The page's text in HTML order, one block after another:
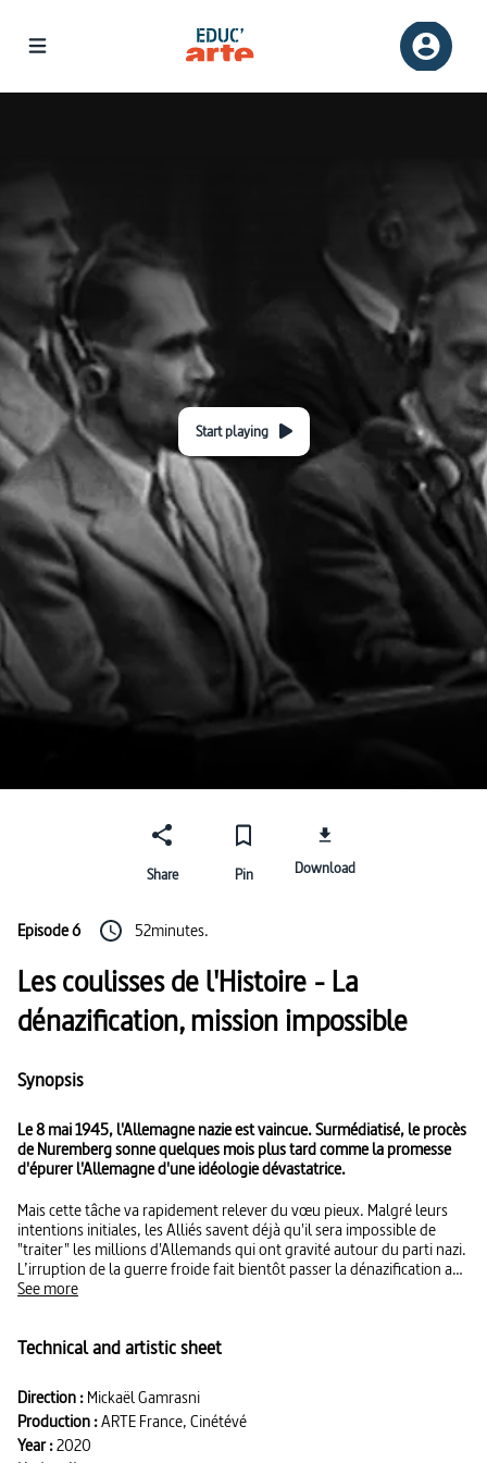
Start playing
Share Pin Download
Episode 6 52minutes.
Les coulisses de l'Histoire - La
dénazification, mission impossible
Synopsis
Le 8 mai 1945, l'Allemagne nazie est vaincue. Surmédiatisé, le procès
de Nuremberg sonne quelques mois plus tard comme la promesse
d'épurer l'Allemagne d'une idéologie dévastatrice.
Mais cette tâche va rapidement relever du vœu pieux. Malgré leurs
intentions initiales, les Alliés savent déjà qu'il sera impossible de
"traiter" les millions d'Allemands qui ont gravité autour du parti nazi.
L’irruption de la guerre froide fait bientôt passer la dénazification au
second plan des préoccupations. Dès 1947, le nazi n'est plus l'ennemi
scientifiques renommés. Soucieux de ne pas priver l'Allemagne de
simple questionnaire. En zone soviétique, la traque des anciens nazis
constitue surtout un moyen de répression contre les opposants au
nouveau régime. Il faut attendre les années 1960 pour que le procès
d'Adolf Eichmann à Jérusalem replace la Shoah sous le feu des
See more
Technical and artistic sheet
Direction :Mickaël Gamrasni
Production :ARTE France, Cinétévé
Year :2020